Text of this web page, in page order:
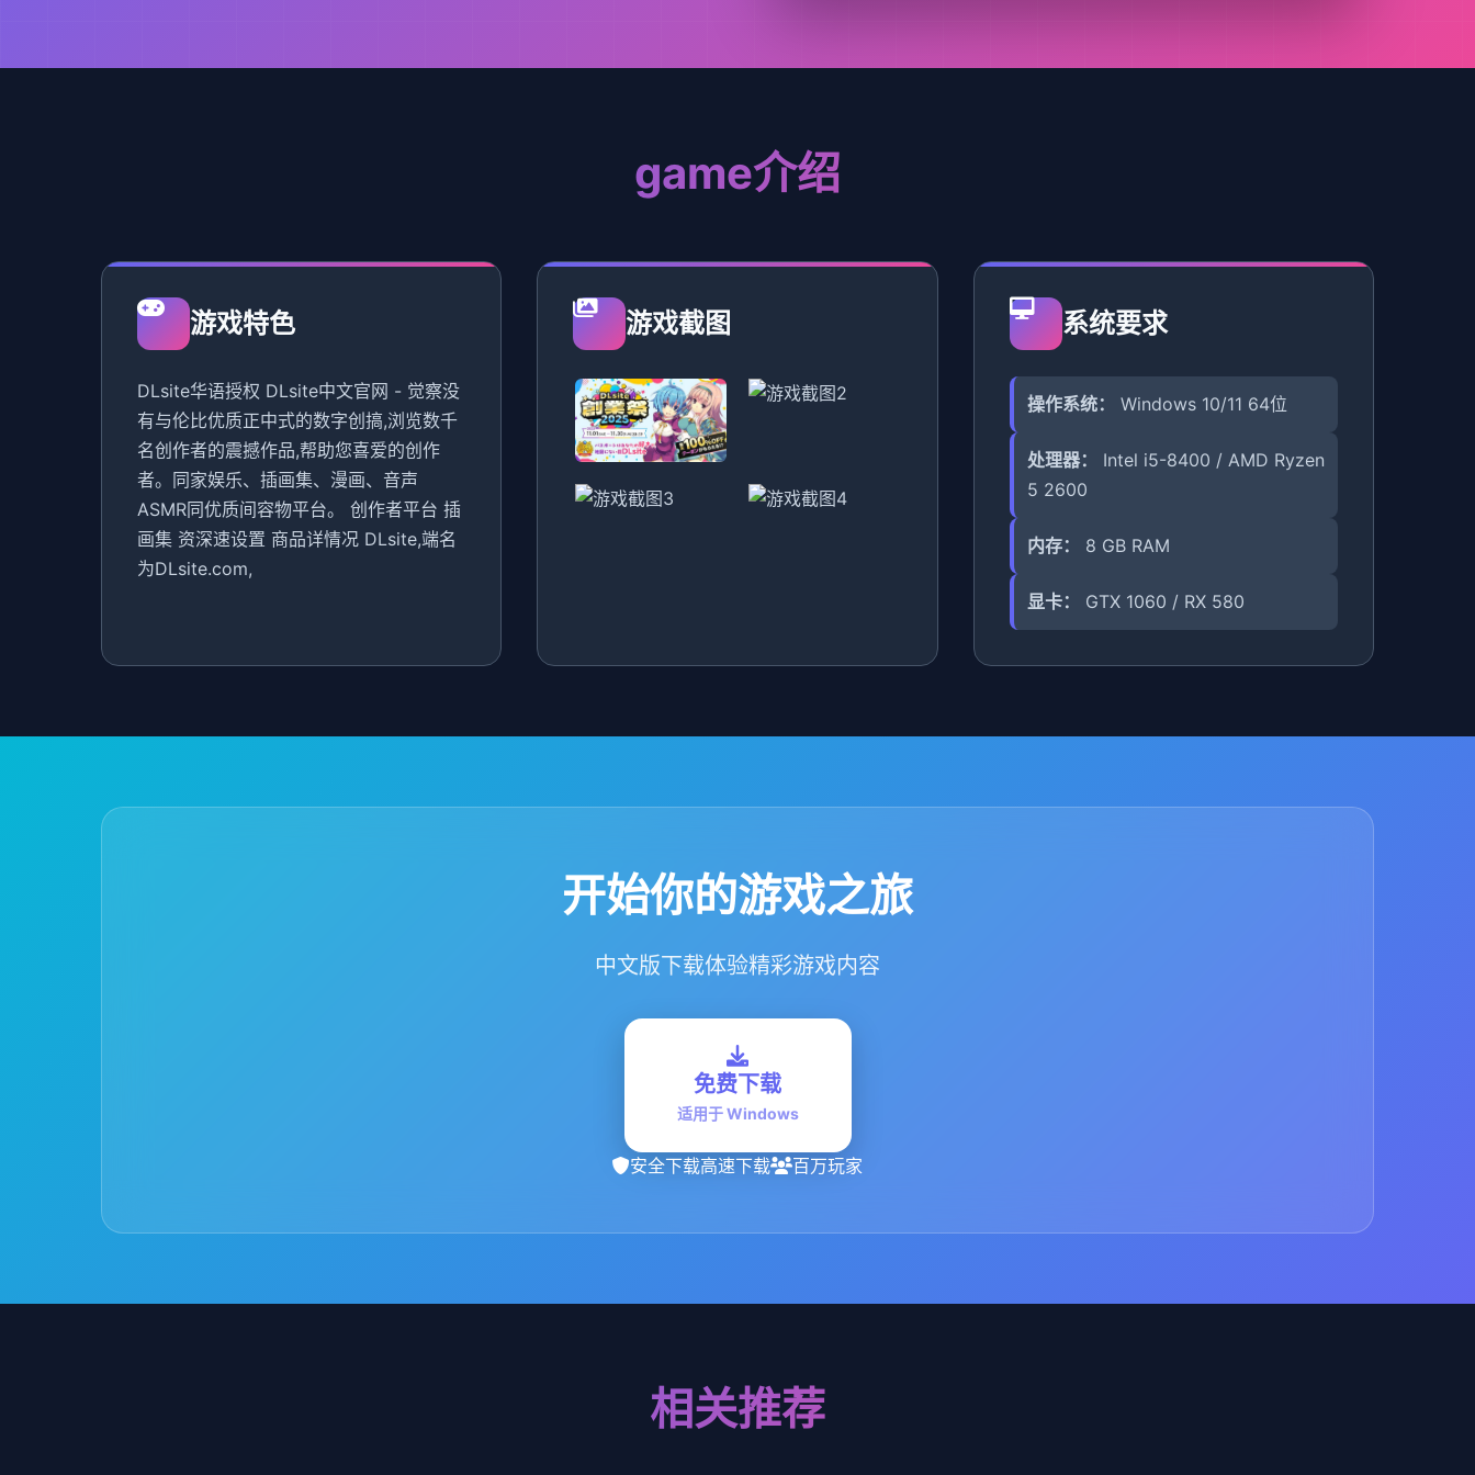
game介绍
游戏特色
DLsite华语授权 DLsite中文官网 - 觉察没
有与伦比优质正中式的数字创搞,浏览数千
名创作者的震撼作品,帮助您喜爱的创作
者。同家娱乐、插画集、漫画、音声
ASMR同优质间容物平台。 创作者平台 插
画集 资深速设置 商品详情况 DLsite,端名
为DLsite.com,
游戏截图 系统要求
操作系统： Windows 10/11 64位
处理器：
Intel i5-8400 / AMD Ryzen
5 2600
内存： 8 GB RAM
显卡： GTX 1060 / RX 580
开始你的游戏之旅
中文版下载体验精彩游戏内容
免费下载
适用于 Windows
安全下载高速下载 百万玩家
相关推荐